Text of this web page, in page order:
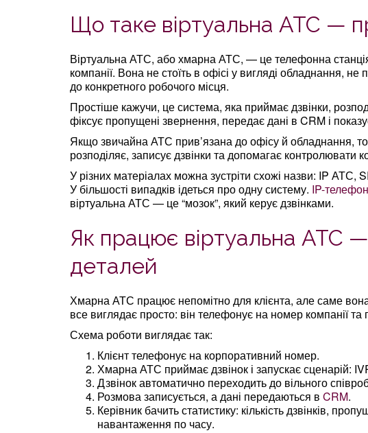
Що таке віртуальна АТС —
Віртуальна АТС, або хмарна АТС, — це телефонна
компанії. Вона не стоїть в офісі у вигляді обладнання,
до конкретного робочого місця.
Простіше кажучи, це система, яка приймає дзвінки,
фіксує пропущені звернення, передає дані в CRM і
Якщо звичайна АТС прив’язана до офісу й обладнання,
розподіляє, записує дзвінки та допомагає контролювати
У різних матеріалах можна зустріти схожі назви: IP
У більшості випадків ідеться про одну систему. IP-
віртуальна АТС — це “мозок”, який керує дзвінками.
Як працює віртуальна АТС
деталей
Хмарна АТС працює непомітно для клієнта, але саме
все виглядає просто: він телефонує на номер компанії та
Схема роботи виглядає так:
Клієнт телефонує на корпоративний номер.
Хмарна АТС приймає дзвінок і запускає сценарій:
Дзвінок автоматично переходить до вільного
Розмова записується, а дані передаються в CRM.
Керівник бачить статистику: кількість дзвінків,
навантаження по часу.